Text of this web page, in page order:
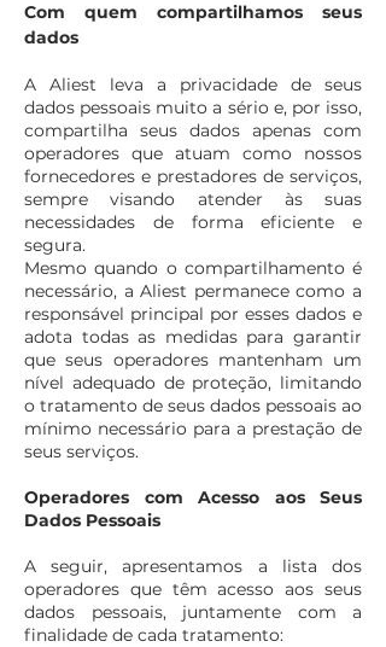
Com quem compartilhamos seus
dados
A Aliest leva a privacidade de seus
dados pessoais muito a sério e, por isso,
compartilha seus dados apenas com
operadores que atuam como nossos
fornecedores e prestadores de serviços,
sempre visando atender às suas
necessidades de forma eficiente e
segura.
Mesmo quando o compartilhamento é
necessário, a Aliest permanece como a
responsável principal por esses dados e
adota todas as medidas para garantir
que seus operadores mantenham um
nível adequado de proteção, limitando
o tratamento de seus dados pessoais ao
mínimo necessário para a prestação de
seus serviços.
Operadores com Acesso aos Seus
Dados Pessoais
A seguir, apresentamos a lista dos
operadores que têm acesso aos seus
dados pessoais, juntamente com a
finalidade de cada tratamento: